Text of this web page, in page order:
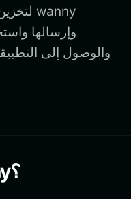
وإرسالها
ما هي محفظة wanny؟